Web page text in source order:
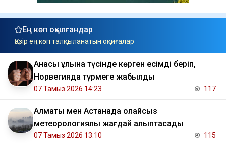
Ең көп оқылғандар
Қазір ең көп талқыланатын оқиғалар
Анасы ұлына түсінде көрген есімді беріп,
Норвегияда түрмеге жабылды
07 Тамыз 2026 14:23 117
Алматы мен Астанада қолайсыз
метеорологиялық жағдай қалыптасады
07 Тамыз 2026 13:10 115